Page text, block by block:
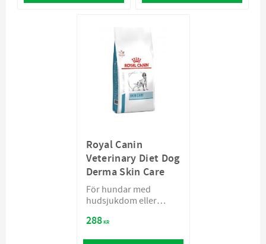
Royal Canin
Veterinary Diet Dog
Derma Skin Care
För hundar med
hudsjukdom eller
288KR